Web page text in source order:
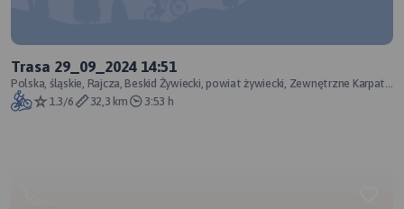
Trasa 29_09_2024 14:51
Polska, śląskie, Rajcza, Beskid Żywiecki, powiat żywiecki, Zewnętrzne Karpaty
Zachodnie, Karpaty Zac
1.3/6 32,3 km 3:53 h